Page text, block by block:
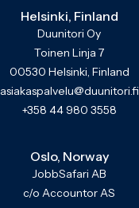
Helsinki, Finland
Duunitori Oy
Toinen Linja 7
00530 Helsinki, Finland
asiakaspalvelu@duunitori.fi
+358 44 980 3558
Oslo, Norway
JobbSafari AB
c/o Accountor AS